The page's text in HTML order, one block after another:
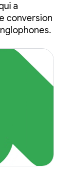
a
conversion